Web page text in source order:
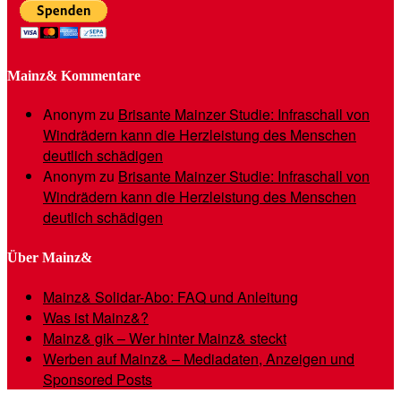
Mainz& Kommentare
Anonymzu Brisante Mainzer Studie: Infraschall von
Windrädern kann die Herzleistung des Menschen
deutlich schädigen
Anonymzu Brisante Mainzer Studie: Infraschall von
Windrädern kann die Herzleistung des Menschen
deutlich schädigen
Über Mainz&
Mainz& Solidar-Abo: FAQ und Anleitung
Was ist Mainz&?
Mainz& gik – Wer hinter Mainz& steckt
Werben auf Mainz& – Mediadaten, Anzeigen und
Sponsored Posts